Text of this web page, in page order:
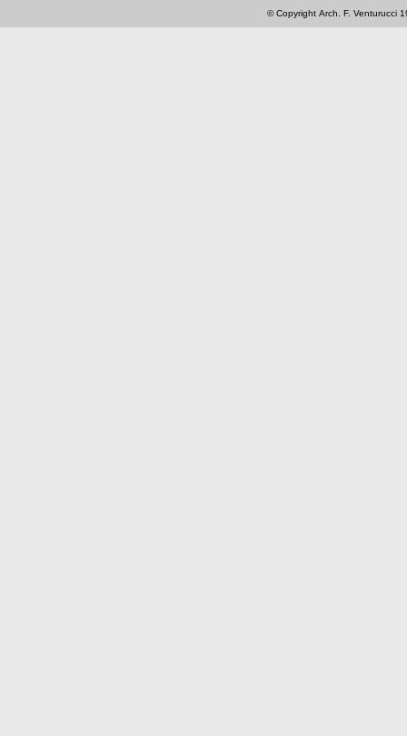
© Copyright Arch. F. Venturucci